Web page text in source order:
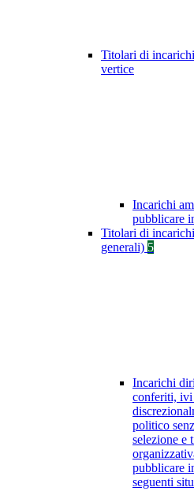
Titolari di
vertice
Incarichi
pubblicare
Titolari di
generali) 5
Incarichi
conferiti,
politico
selezione e
pubblicare
seguenti